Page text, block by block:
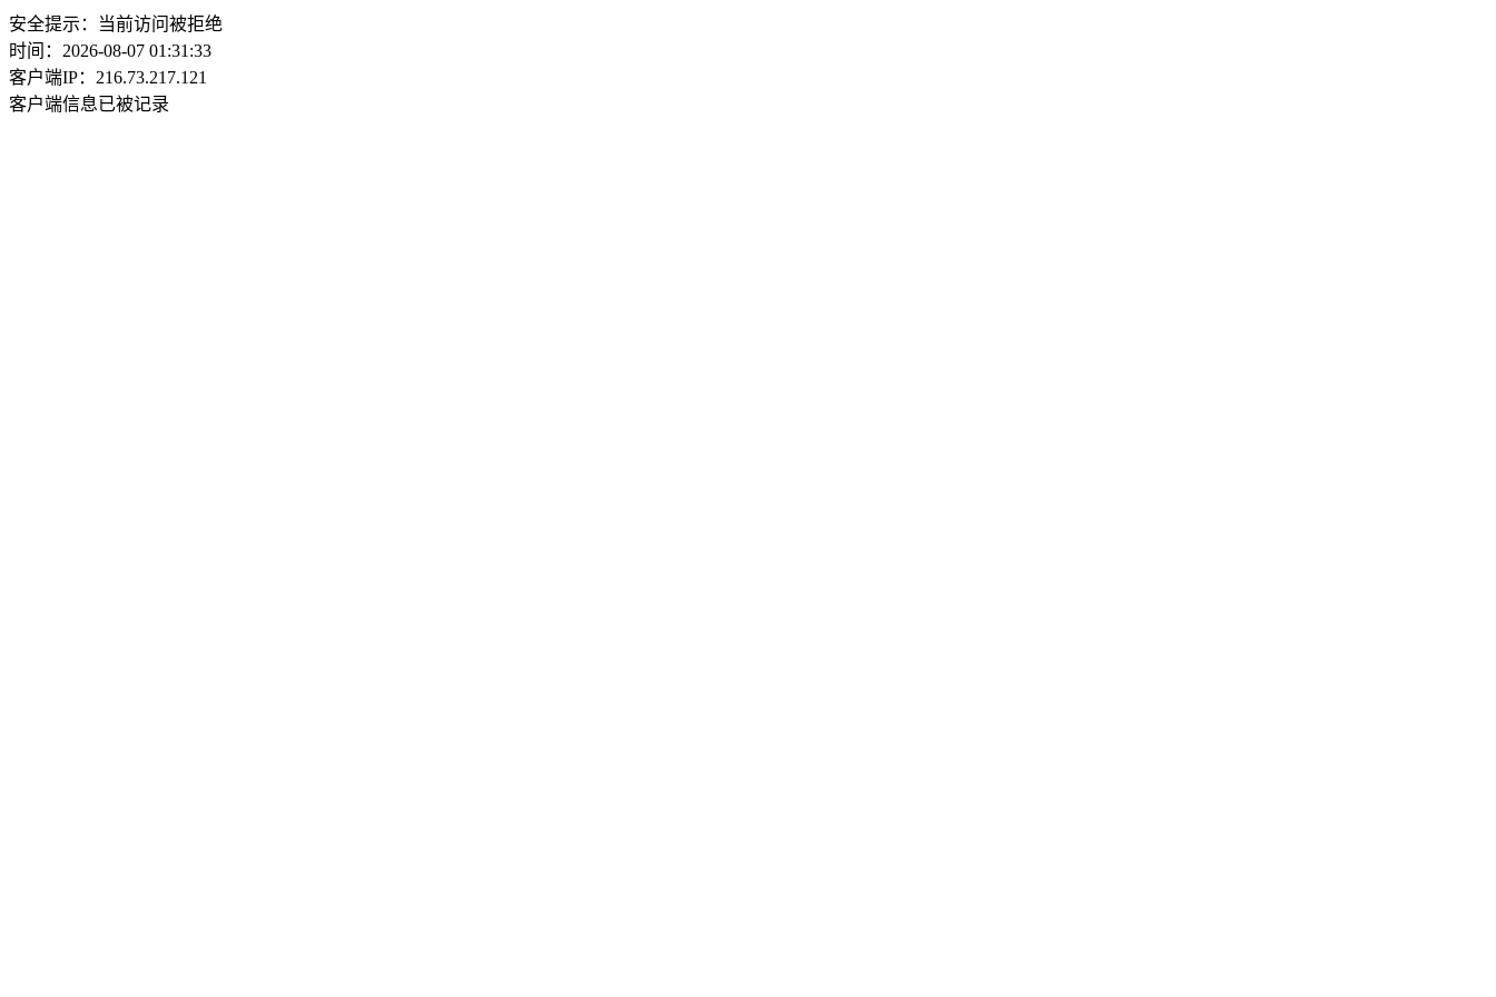
安全提示：当前访问被拒绝
时间：2026-08-07 01:31:33
客户端IP：216.73.217.121
客户端信息已被记录